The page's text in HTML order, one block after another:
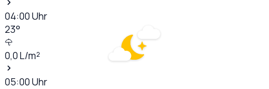
04:00Uhr
23°
0,0L/m²
05:00Uhr